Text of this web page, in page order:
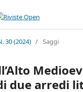
30 (2024) / Saggi
due arredi